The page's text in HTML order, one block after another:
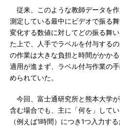
従来、このような教師データを
測定している最中にビデオで振る
変化する数値に対してどの振る舞
た上で、人手でラベルを付与する
の作業は大きな負担と時間がかか
適用が進まず、ラベル付与作業の
められていた。
今回、富士通研究所と熊本大学
含む場合でも、主に「何を」して
（例えば1時間）につき1つ入力す